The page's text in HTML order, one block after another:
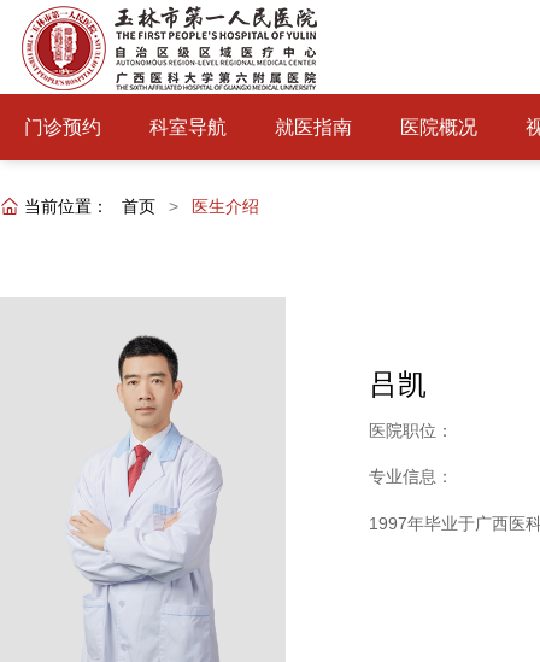
门诊预约 科室导航 就医指南 医院概况
当前位置： 首页 > 医生介绍
吕凯
医院职位：
专业信息：
1997年毕业于广西医